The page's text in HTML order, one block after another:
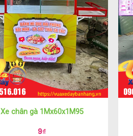
Xe chân gà 1Mx60x1M95
9₫